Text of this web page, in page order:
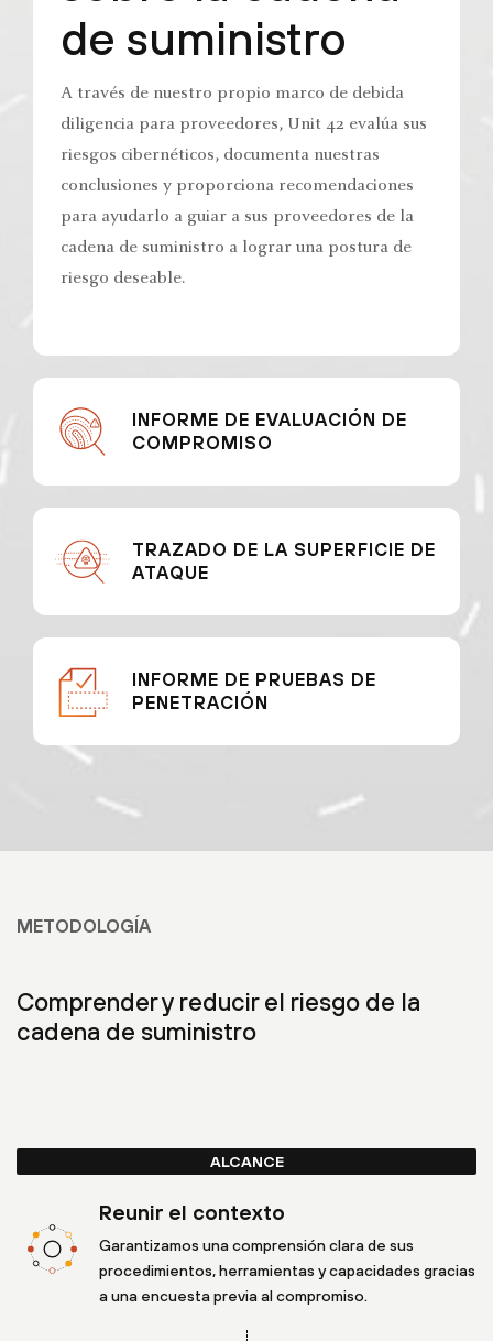
de suministro
A través de nuestro propio marco de debida
diligencia para proveedores, Unit 42 evalúa sus
riesgos cibernéticos, documenta nuestras
conclusiones y proporciona recomendaciones
para ayudarlo a guiar a sus proveedores de la
cadena de suministro a lograr una postura de
riesgo deseable.
INFORME DE EVALUACIÓN DE
COMPROMISO
TRAZADO DE LA SUPERFICIE DE
ATAQUE
INFORME DE PRUEBAS DE
PENETRACIÓN
METODOLOGÍA
Comprender y reducir el riesgo de la
cadena de suministro
ALCANCE
Reunir el contexto
Garantizamos una comprensión clara de sus
procedimientos, herramientas y capacidades gracias
a una encuesta previa al compromiso.